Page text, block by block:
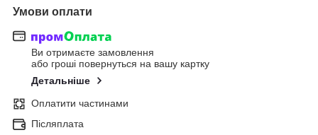
Умови оплати
Ви отримаєте замовлення
або гроші повернуться на вашу картку
Детальніше
Оплатити частинами
Післяплата